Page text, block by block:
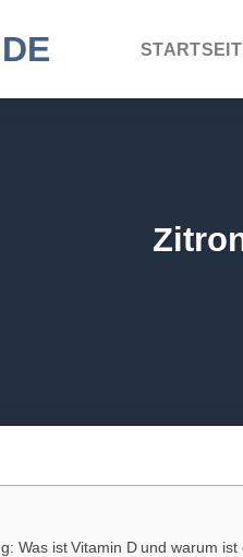
Was ist Vitamin D und warum ist